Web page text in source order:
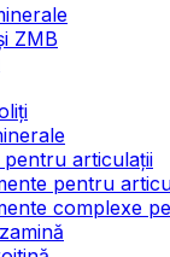
ZMB
pentru articulații
pentru
complexe